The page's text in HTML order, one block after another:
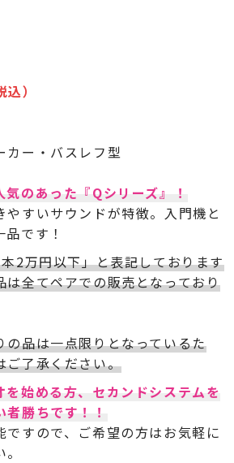
）
カー・バスレフ型
のあった『Qシリーズ』！
やすいサウンドが特徴。入門機と
です！
2万円以下」と表記しております
は全てペアでの販売となっており
品は一点限りとなっているた
ご了承ください。
を始める方、セカンドシステムを
勝ちです！！
ですので、ご希望の方はお気軽に